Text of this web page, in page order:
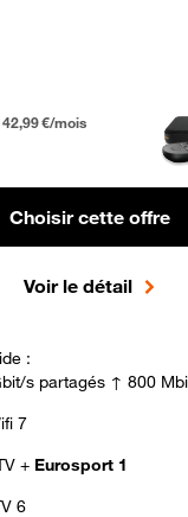
Fibre
12 mois puis 42,99 €
42,99 €/mois
Choisir cette offre
Voir le détail
:
s partagés ↑ 800
7
+ Eurosport 1
6